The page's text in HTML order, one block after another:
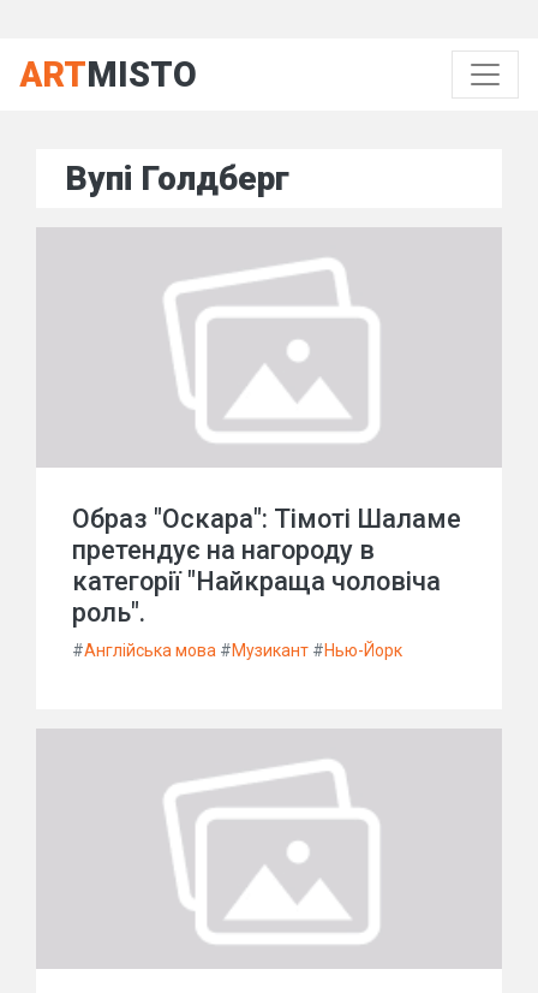
ARTMISTO
Вупі Голдберг
Образ "Оскара": Тімоті Шаламе
претендує на нагороду в
категорії "Найкраща чоловіча
роль".
#Англійська мова #Музикант #Нью-Йорк